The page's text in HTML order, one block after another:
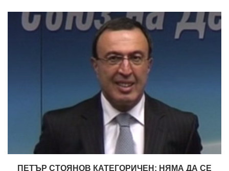
ПЕТЪР СТОЯНОВ КАТЕГОРИЧЕН: НЯМА ДА СЕ